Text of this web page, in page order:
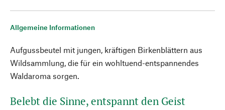
Allgemeine Informationen
Aufgussbeutel mit jungen, kräftigen Birkenblättern aus
Wildsammlung, die für ein wohltuend-entspannendes
Waldaroma sorgen.
Belebt die Sinne, entspannt den Geist